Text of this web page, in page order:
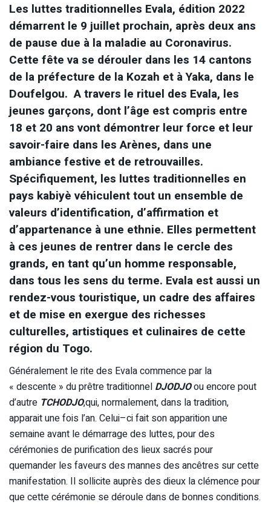
Les luttes traditionnelles Evala, édition 2022
démarrent le 9 juillet prochain, après deux ans
de pause due à la maladie au Coronavirus.
Cette fête va se dérouler dans les 14 cantons
de la préfecture de la Kozah et à Yaka, dans le
Doufelgou. A travers le rituel des Evala, les
jeunes garçons, dont l’âge est compris entre
18 et 20 ans vont démontrer leur force et leur
savoir-faire dans les Arènes, dans une
ambiance festive et de retrouvailles.
Spécifiquement, les luttes traditionnelles en
pays kabiyè véhiculent tout un ensemble de
valeurs d’identification, d’affirmation et
d’appartenance à une ethnie. Elles permettent
à ces jeunes de rentrer dans le cercle des
grands, en tant qu’un homme responsable,
dans tous les sens du terme. Evala est aussi un
rendez-vous touristique, un cadre des affaires
et de mise en exergue des richesses
culturelles, artistiques et culinaires de cette
région du Togo.
Généralement le rite des Evala commence par la
« descente » du prêtre traditionnel DJODJOou encore pout
d’autre TCHODJO,qui, normalement, dans la tradition,
apparait une fois l’an. Celui–ci fait son apparition une
semaine avant le démarrage des luttes, pour des
cérémonies de purification des lieux sacrés pour
quemander les faveurs des mannes des ancêtres sur cette
manifestation. Il sollicite auprès des dieux la clémence pour
que cette cérémonie se déroule dans de bonnes conditions.